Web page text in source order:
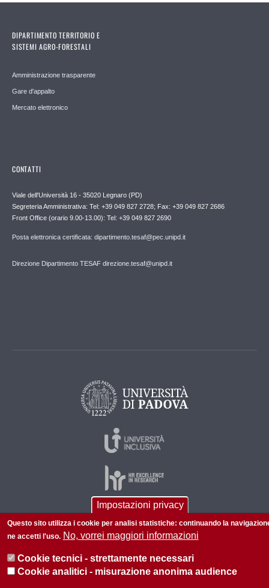
DIPARTIMENTO TERRITORIO E
SISTEMI AGRO-FORESTALI
Amministrazione trasparente
Gare d'appalto
Mercato elettronico
CONTATTI
Viale dell'Università 16 - 35020 Legnaro (PD)
Segreteria Amministrativa: Tel: +39 049 827 2728; Fax: +39 049 827 2686
Front Office (orario 9.00-13.00): Tel: +39 049 827 2690
Posta elettronica certificata: dipartimento.tesaf@pec.unipd.it
Direzione Dipartimento TESAF direzione.tesaf@unipd.it
© 2026 Università di Padova - Tutti i diritti riservati
Impostazioni privacy
Questo sito utilizza i cookie per analisi statistiche: continuando la
ne accetti l'uso. No, vorrei maggiori informazioni
Cookie tecnici - strettamente necessari
Cookie analitici - misurazione anonima audience